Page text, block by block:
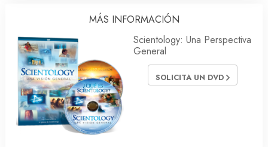
MÁS INFORMACIÓN
Scientology: Una Perspectiva
General
SOLICITA UN DVD